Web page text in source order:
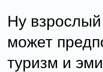
Ну
может
туризм и